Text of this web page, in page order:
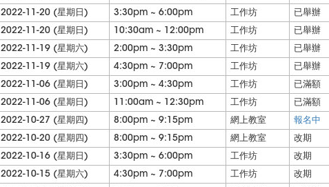
2022-11-20 (星期日) 3:30pm ~ 6:00pm 工作坊
已舉辦
2022-11-20 (星期日) 10:30am ~ 12:00pm 工作坊
已舉辦
2022-11-19 (星期六) 2:00pm ~ 3:30pm 工作坊
已舉辦
2022-11-19 (星期六) 4:30pm ~ 7:00pm 工作坊
已舉辦
2022-11-06 (星期日) 3:00pm ~ 4:30pm 工作坊
已滿額
2022-11-06 (星期日) 11:00am ~ 12:30pm 工作坊
已滿額
2022-10-27 (星期四) 8:00pm ~ 9:15pm 網上教室
報名中
2022-10-20 (星期四) 8:00pm ~ 9:15pm 網上教室
改期
2022-10-16 (星期日) 3:30pm ~ 6:00pm 工作坊
改期
2022-10-15 (星期六) 4:30pm ~ 7:00pm 工作坊
改期